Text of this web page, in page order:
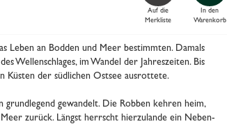
Auf die
Merkliste
In den
Warenkorb
Leben an Bodden und Meer bestimmten. Damals
Wellenschlages, im Wandel der Jahreszeiten. Bis
Küsten der südlichen Ostsee ausrottete.
grundlegend gewandelt. Die Robben kehren heim,
zurück. Längst herrscht hierzulande ein Neben-